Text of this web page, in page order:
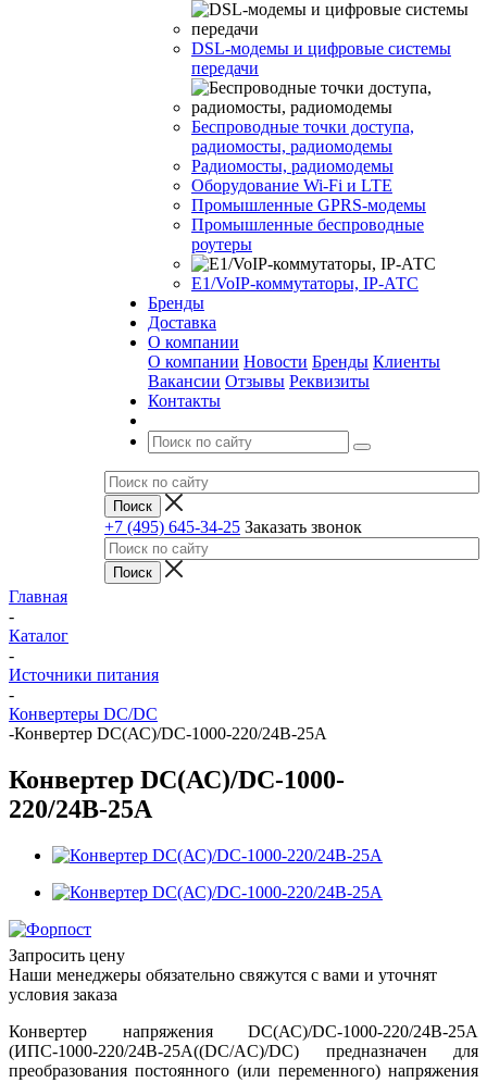
DSL-модемы и цифровые системы
передачи
Беспроводные точки доступа,
радиомосты, радиомодемы
Радиомосты, радиомодемы
Оборудование Wi-Fi и LTE
Промышленные GPRS-модемы
Промышленные беспроводные
роутеры
Е1/VoIP-коммутаторы, IP-АТС
Бренды
Доставка
О компании
О компании Новости Бренды Клиенты
Вакансии Отзывы Реквизиты
Контакты
+7 (495) 645-34-25 Заказать звонок
Главная
-
Каталог
-
Источники питания
-
Конвертеры DC/DC
-Конвертер DC(АС)/DC-1000-220/24В-25А
Конвертер DC(АС)/DC-1000-
220/24В-25А
Запросить цену
Наши менеджеры обязательно свяжутся с вами и уточнят
условия заказа
Конвертер напряжения DC(АС)/DC-1000-220/24В-25А
(ИПС-1000-220/24В-25А((DC/AC)/DC) предназначен для
преобразования постоянного (или переменного) напряжения